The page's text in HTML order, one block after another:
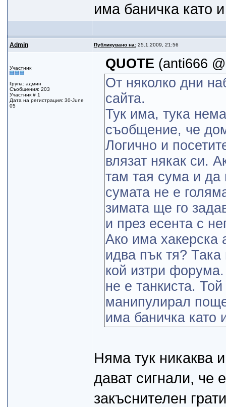
има баничка като и
Admin Публикувано на:25.1.2009, 21:56
Участник
Група: админ
Съобщения: 203
Участник # 1
Дата на регистрация: 30-June
05
QUOTE (anti666
От няколко дни
сайта.
Тук има, тука
съобщение, че
Логично и
влязат някак си.
там тая сума и да
сумата не е
зимата ще го
и през есента с
Ако има хакерска
идва пък тя?
кой изтри
не е танкиста.
манипулирал
има баничка като
Няма тук никаква
дават сигнали, че
закъснителен